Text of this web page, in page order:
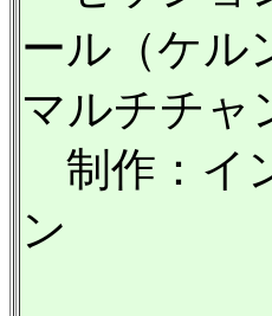
ール（ケル
マルチチャ
制作：イ
ン